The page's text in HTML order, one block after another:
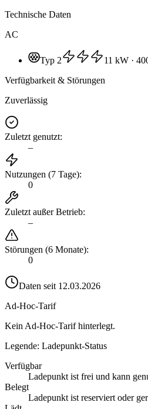
Technische Daten
AC
Typ 2 11 kW ·
Verfügbarkeit & Störungen
Zuverlässig
Zuletzt genutzt:
–
Nutzungen (7 Tage):
0
Zuletzt außer Betrieb:
–
Störungen (6 Monate):
0
Daten seit 12.03.2026
Ad-Hoc-Tarif
Kein Ad-Hoc-Tarif hinterlegt.
Legende: Ladepunkt-Status
Verfügbar
Ladepunkt ist frei und kann
Belegt
Ladepunkt ist reserviert oder